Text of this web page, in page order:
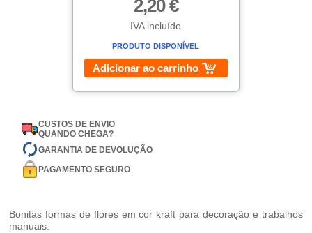
2,20 €
IVA incluído
PRODUTO DISPONÍVEL
Adicionar ao carrinho
CUSTOS DE ENVIO
QUANDO CHEGA?
GARANTIA DE DEVOLUÇÃO
PAGAMENTO SEGURO
Bonitas formas de flores em cor kraft para decoração e trabalhos
manuais.